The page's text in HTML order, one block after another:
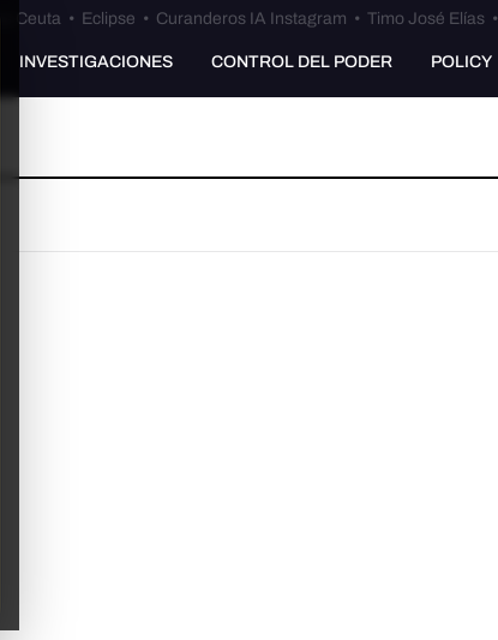
Ceuta • Eclipse • Curanderos IA Instagram • Timo José Elías •
INVESTIGACIONES CONTROL DEL PODER POLICY